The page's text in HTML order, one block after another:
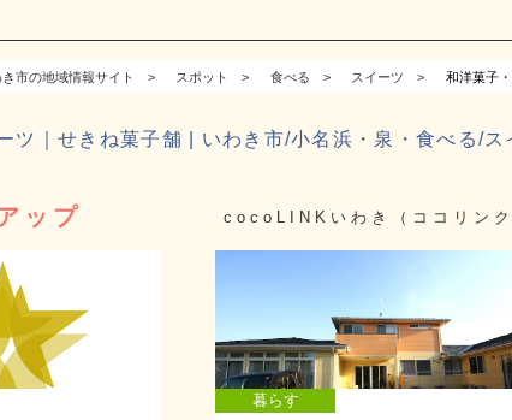
市の地域情報サイト スポット 食べる スイーツ 和洋菓子
ツ｜せきね菓子舗 | いわき市/小名浜・泉・食べる/ス
ップ cocoLINKいわき（ココリンク
暮らす